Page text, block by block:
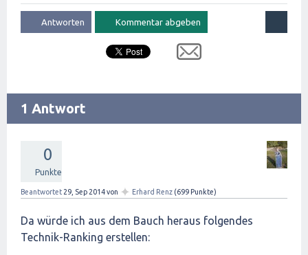
1 Antwort
0
Punkte
Beantwortet 29, Sep 2014von ✦ Erhard Renz (699 Punkte)
Da würde ich aus dem Bauch heraus folgendes
Technik-Ranking erstellen: